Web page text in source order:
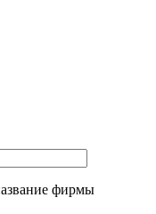
фирмы